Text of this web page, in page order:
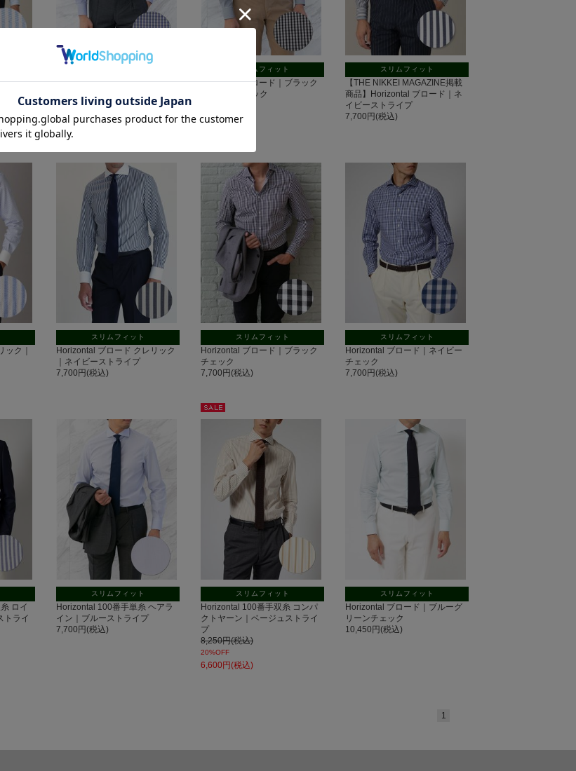
イトブ
Horizontal ブロード｜ネイビー
7,700円(税込)
スリムフィット
Horizontal ブロード｜ブラック
マイクロチェック
スリムフィット
【THE NIKKEI MAGAZINE掲載
商品】Horizontal ブロード｜ネ
イビーストライプ
7,700円(税込)
ク｜
スリムフィット
Horizontal ブロード クレリック
｜ネイビーストライプ
7,700円(税込)
スリムフィット
Horizontal ブロード｜ブラック
チェック
7,700円(税込)
スリムフィット
Horizontal ブロード｜ネイビー
チェック
7,700円(税込)
ロイ
トライ
スリムフィット
Horizontal 100番手単糸 ヘアラ
イン｜ブルーストライプ
7,700円(税込)
セー
スリムフィット
Horizontal 100番手双糸 コンパ
クトヤーン｜ベージュストライ
プ
8,250円(税込)
20%OFF
6,600円(税込)
スリムフィット
Horizontal ブロード｜ブルーグ
リーンチェック
10,450円(税込)
1